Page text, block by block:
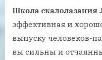
Школа скалолазания
эффективная и
выпуску человеков-
вы сильны и